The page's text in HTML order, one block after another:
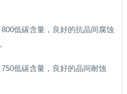
低碳含量，良好的抗晶间腐蚀
低碳含量，良好的晶间耐蚀